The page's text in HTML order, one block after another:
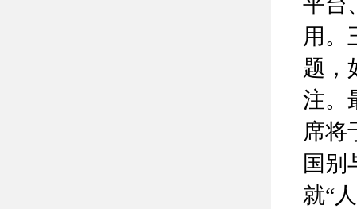
用。
题，
注。
席将
国别
就“